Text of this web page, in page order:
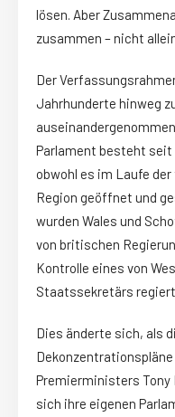
lösen. Aber
zusammen – nicht
Der
Jahrhunderte hinweg
Parlament besteht seit
obwohl es im Laufe
Region geöffnet und
wurden Wales und
von britischen
Kontrolle eines von
Staatssekretärs
Dies änderte sich, als
Premierministers
sich ihre eigenen